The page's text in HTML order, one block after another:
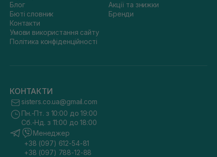
Блог
Бюті словник
Контакти
Умови використання сайту
Політика конфіденційності
Акції та знижки
Бренди
КОНТАКТИ
sisters.co.ua@gmail.com
Пн.-Пт. з 10:00 до 19:00
Сб.-Нд. з 11:00 до 18:00
Менеджер
+38 (097) 612-54-81
+38 (097) 788-12-88